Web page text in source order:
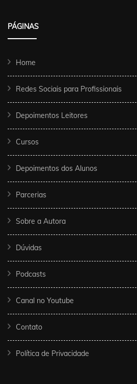
PÁGINAS
Home
Redes Sociais para Profissionais
Depoimentos Leitores
Cursos
Depoimentos dos Alunos
Parcerias
Sobre a Autora
Dúvidas
Podcasts
Canal no Youtube
Contato
Política de Privacidade